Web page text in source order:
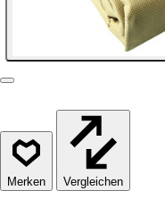
Vergleichen